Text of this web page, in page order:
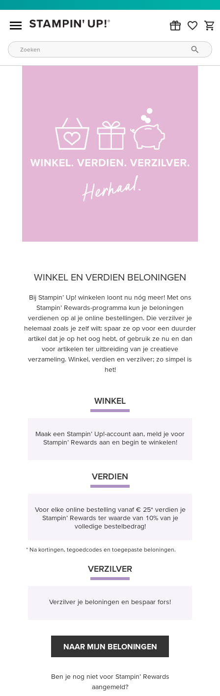
WINKEL EN VERDIEN BELONINGEN
Bij Stampin’ Up! winkelen loont nu nóg meer! Met ons
Stampin’ Rewards-programma kun je beloningen
verdienen op al je online bestellingen. Die verzilver je
helemaal zoals je zelf wilt: spaar ze op voor een duurder
artikel dat je op het oog hebt, of gebruik ze nu en dan
voor artikelen ter uitbreiding van je creatieve
verzameling. Winkel, verdien en verzilver; zo simpel is
het!
WINKEL
Maak een Stampin’ Up!-account aan, meld je voor
Stampin’ Rewards aan en begin te winkelen!
VERDIEN
Voor elke online bestelling vanaf € 25* verdien je
Stampin’ Rewards ter waarde van 10% van je
volledige bestelbedrag!
* Na kortingen, tegoedcodes en toegepaste beloningen.
VERZILVER
Verzilver je beloningen en bespaar fors!
NAAR MIJN BELONINGEN
Ben je nog niet voor Stampin’ Rewards
aangemeld?